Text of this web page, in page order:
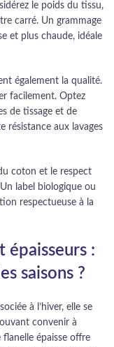
le poids du tissu,
carré. Un grammage
et plus chaude, idéale
également la qualité.
facilement. Optez
de tissage et de
résistance aux lavages
coton et le respect
label biologique ou
respectueuse à la
épaisseurs :
saisons ?
à l’hiver, elle se
convenir à
épaisse offre